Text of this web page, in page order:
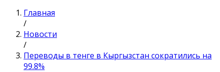
Главная
/
Новости
/
Переводы в тенге в Кыргызстан сократились на
99.8%